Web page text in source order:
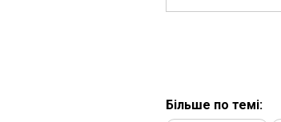
Більше по темі: